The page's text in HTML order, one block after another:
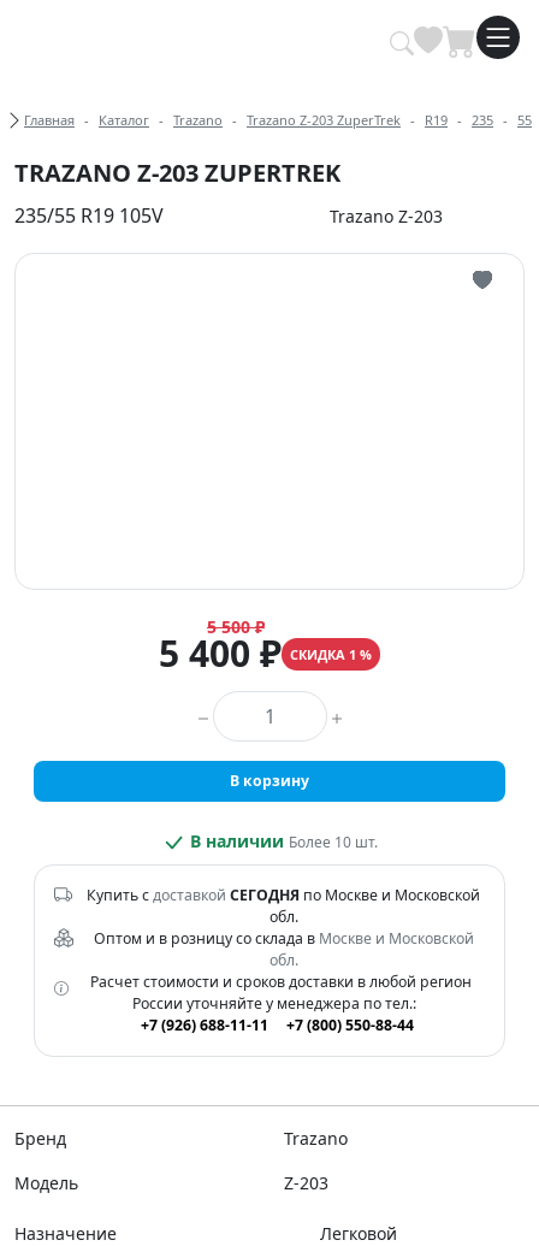
Купить автомобильные шины
Хлебные крошки
Главная Каталог Trazano Trazano Z-203 ZuperTrek R19 235 55
TRAZANO Z-203 ZUPERTREK
235/55 R19 105V Trazano Z-203
5 500 ₽
5 400 ₽ СКИДКА 1 %
Количество товара
В корзину
В наличии Более 10 шт.
Купить сдоставкой СЕГОДНЯ по Москве и Московской
обл.
Оптом и в розницу со склада в Москве и Московской
обл.
Расчет стоимости и сроков доставки в любой регион
России уточняйте у менеджера по тел.:
+7 (926) 688-11-11
+7 (800) 550-88-44
Бренд
Trazano
Модель
Z-203
Назначение Легковой